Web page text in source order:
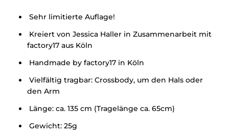
Sehr limitierte Auflage!
Kreiert von Jessica Haller in Zusammenarbeit mit
factory17 aus Köln
Handmade by factory17 in Köln
⁠Vielfältig tragbar: Crossbody, um den Hals oder
den Arm
⁠Länge: ca. 135 cm (Tragelänge ca. 65cm)
Gewicht: 25g